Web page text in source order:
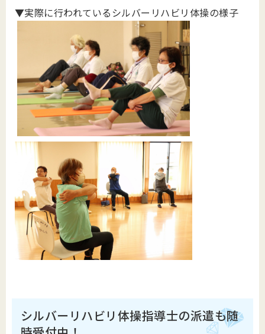
▼実際に行われているシルバーリハビリ体操の様子
シルバーリハビリ体操指導士の派遣も随